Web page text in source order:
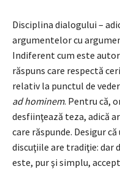
Disciplina dialogului –
argumentelor cu
Indiferent cum este
răspuns care respectă
relativ la punctul de
ad hominem. Pentru că,
desfiinţează teza, adică
care răspunde. Desigur
discuţiile are tradiţie: dar
este, pur şi simplu,